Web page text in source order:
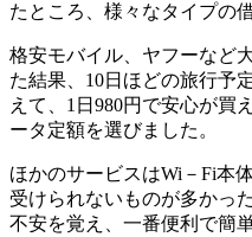
たところ、様々なタイプの
格安モバイル、ヤフーなど
た結果、10日ほどの旅行予
えて、1日980円で安心が買
ータ定額を選びました。
ほかのサービスはWi－Fi本
受けられないものが多かっ
不安を覚え、一番便利で簡